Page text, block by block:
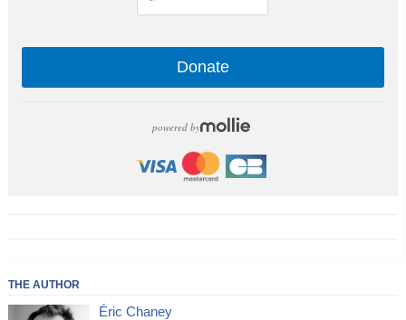
Donate
powered by
THE AUTHOR
Éric Chaney